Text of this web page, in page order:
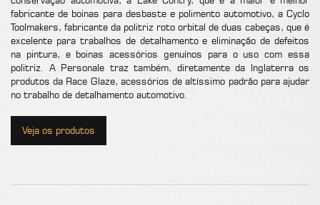
fabricante de boinas para desbaste e polimento automotivo, a Cyclo
Toolmakers, fabricante da politriz roto orbital de duas cabeças, que é
excelente para trabalhos de detalhamento e eliminação de defeitos
na pintura, e boinas acessórios genuínos para o uso com essa
politriz. A Personale traz também, diretamente da Inglaterra os
produtos da Race Glaze, acessórios de altíssimo padrão para ajudar
no trabalho de detalhamento automotivo.
Veja os produtos